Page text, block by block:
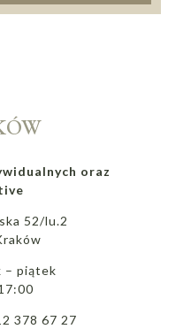
oraz
52/lu.2
– piątek
378 67 27